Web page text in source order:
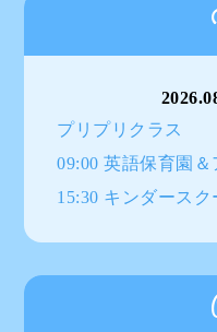
プリプリクラス
09:00 英語保育園＆
15:30 キンダースク